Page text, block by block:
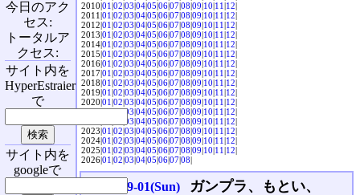
2010|01|02|03|04|05|06|07|08|09|10|11|12|
2011|01|02|03|04|05|06|07|08|09|10|11|12|
2012|01|02|03|04|05|06|07|08|09|10|11|12|
2013|01|02|03|04|05|06|07|08|09|10|11|12|
2014|01|02|03|04|05|06|07|08|09|10|11|12|
2015|01|02|03|04|05|06|07|08|09|10|11|12|
2016|01|02|03|04|05|06|07|08|09|10|11|12|
2017|01|02|03|04|05|06|07|08|09|10|11|12|
2018|01|02|03|04|05|06|07|08|09|10|11|12|
2019|01|02|03|04|05|06|07|08|09|10|11|12|
2020|01|02|03|04|05|06|07|08|09|10|11|12|
2021|01|02|03|04|05|06|07|08|09|10|11|12|
03|04|05|06|07|08|09|10|11|12|
2023|01|02|03|04|05|06|07|08|09|10|11|12|
2024|01|02|03|04|05|06|07|08|09|10|11|12|
2025|01|02|03|04|05|06|07|08|09|10|11|12|
2026|01|02|03|04|05|06|07|08|
2024-09-01(Sun)
ガンプラ、もとい、
今日のアク
セス:
トータルア
クセス:
サイト内を
HyperEstraier
で
サイト内を
googleで